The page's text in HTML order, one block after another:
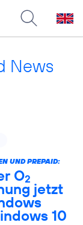
News
UND PREPAID:
O2
jetzt
10